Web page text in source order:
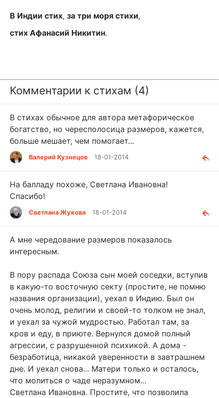
В Индии стих, за три моря стихи,
стих Афанасий Никитин.
Комментарии к стихам (4)
В стихах обычное для автора метафорическое
богатство, но чересполосица размеров, кажется,
больше мешает, чем помогает...
Валерий Кузнецов 18-01-2014
На балладу похоже, Светлана Ивановна!
Спасибо!
Светлана Жукова 18-01-2014
А мне чередование размеров показалось
интересным.
В пору распада Союза сын моей соседки, вступив
в какую-то восточную секту (простите, не помню
названия организации), уехал в Индию. Был он
очень молод, религии и своей-то толком не знал,
и уехал за чужой мудростью. Работал там, за
кров и еду, в приюте. Вернулся домой полный
агрессии, с разрушенной психикой. А дома -
безработица, никакой уверенности в завтрашнем
дне. И уехал снова... Матери только и осталось,
что молиться о чаде неразумном...
Светлана Ивановна. Простите, что позволила